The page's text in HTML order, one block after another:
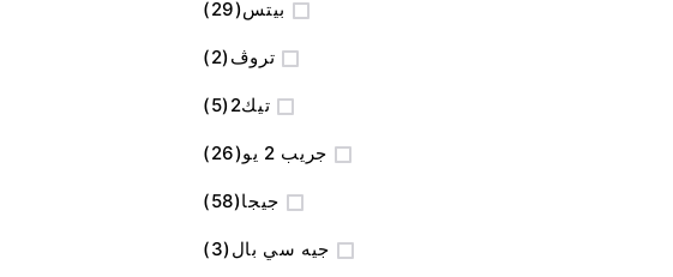
بيتس 29
المنتج
تروڤ 2
المنتج
تيك2 5
المنتج
جريب 2 يو 26
المنتج
جيجا 58
المنتج
جيه سي بال 3
المنتج